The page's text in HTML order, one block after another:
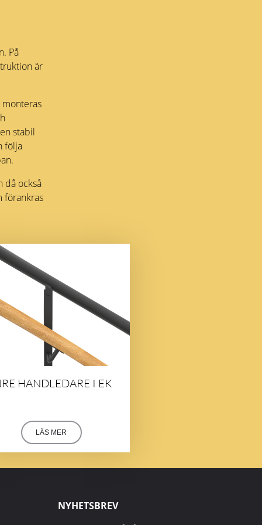
På
är
stabil
följa
då också
förankras
HANDLEDARE I EK
LÄS MER
NYHETSBREV